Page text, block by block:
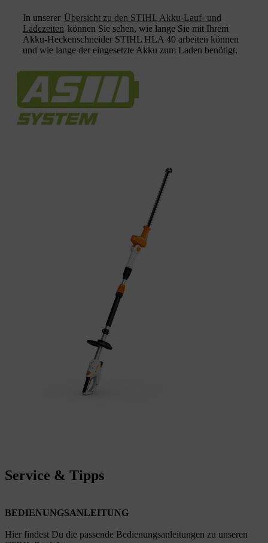
In unserer Übersicht zu den STIHL Akku-Lauf- und
Ladezeiten können Sie sehen, wie lange Sie mit Ihrem
Akku-Heckenschneider STIHL HLA 40 arbeiten können
und wie lange der eingesetzte Akku zum Laden benötigt.
Service & Tipps
BEDIENUNGSANLEITUNG
Hier findest Du die passende Bedienungsanleitungen zu unseren